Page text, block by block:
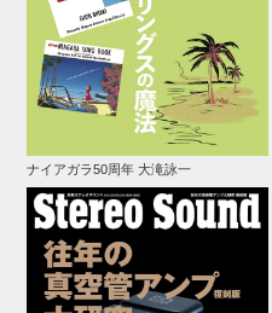
ナイアガラ50周年 大滝詠一